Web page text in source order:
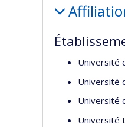
Université
Université
Université
Université